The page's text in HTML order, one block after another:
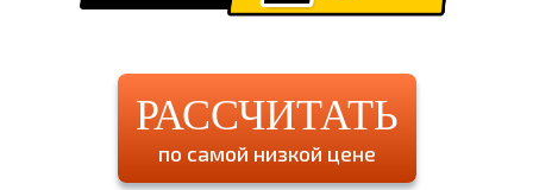
РАССЧИТАТЬ
по самой низкой цене